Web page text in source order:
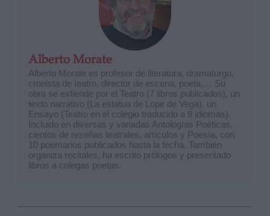
Alberto Morate
Alberto Morate es profesor de literatura, dramaturgo,
cronista de teatro, director de escena, poeta,… Su
obra se extiende por el Teatro (7 libros publicados), un
texto narrativo (La estatua de Lope de Vega), un
Ensayo (Teatro en el colegio traducido a 8 idiomas).
Incluido en diversas y variadas Antologías Poéticas,
cientos de reseñas teatrales, artículos y Poesía, con
10 poemarios publicados hasta la fecha. También
organiza recitales, ha escrito prólogos y presentado
libros a colegas poetas.